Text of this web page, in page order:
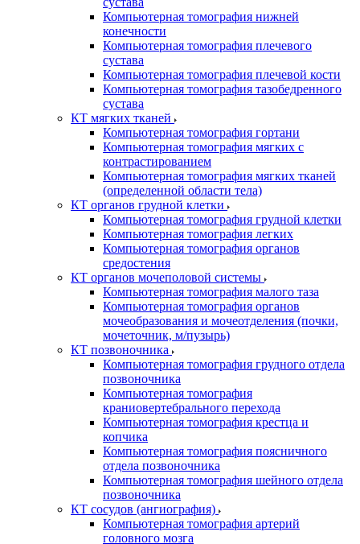
Компьютерная томография нижней
конечности
Компьютерная томография плечевого
сустава
Компьютерная томография плечевой кости
Компьютерная томография тазобедренного
сустава
КТ мягких тканей
Компьютерная томография гортани
Компьютерная томография мягких с
контрастированием
Компьютерная томография мягких тканей
(определенной области тела)
КТ органов грудной клетки
Компьютерная томография грудной клетки
Компьютерная томография легких
Компьютерная томография органов
средостения
КТ органов мочеполовой системы
Компьютерная томография малого таза
Компьютерная томография органов
мочеобразования и мочеотделения (почки,
мочеточник, м/пузырь)
КТ позвоночника
Компьютерная томография грудного отдела
позвоночника
Компьютерная томография
краниовертебрального перехода
Компьютерная томография крестца и
копчика
Компьютерная томография поясничного
отдела позвоночника
Компьютерная томография шейного отдела
позвоночника
КТ сосудов (ангиография)
Компьютерная томография артерий
головного мозга